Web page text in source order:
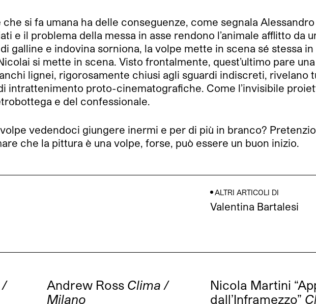
si fa umana ha delle conseguenze, come segnala
e il problema della messa in asse rendono l’animale afflitto da
galline e indovina sorniona, la volpe mette in scena sé stessa
si mette in scena. Visto frontalmente, quest’ultimo pare una
lignei, rigorosamente chiusi agli sguardi indiscreti, rivelano
intrattenimento proto-cinematografiche. Come l’invisibile
e del confessionale.
vedendoci giungere inermi e per di più in branco?
che la pittura è una volpe, forse, può essere un buon inizio.
ALTRI ARTICOLI DI
Valentina Bartalesi
/
Andrew Ross Clima /
Milano
Nicola Martini
dall’Inframezzo”